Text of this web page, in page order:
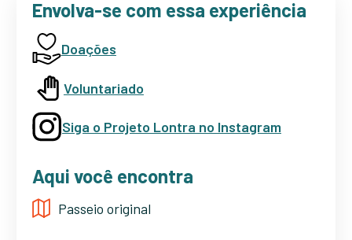
Envolva-se com essa experiência
Doações
Voluntariado
Siga o Projeto Lontra no Instagram
Aqui você encontra
Passeio original